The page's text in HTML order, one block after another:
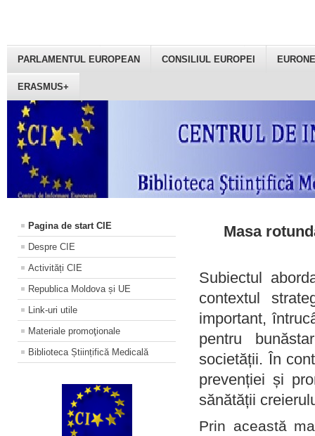
PARLAMENTUL EUROPEAN CONSILIUL EUROPEI
ERASMUS+
Pagina de start CIE
Despre CIE
Activități CIE
Republica Moldova și UE
Link-uri utile
Materiale promoţionale
Biblioteca Științifică Medicală
Masa
Subiectul
contextul
important,
pentru
societății. În
prevenției și
sănătății
Prin această